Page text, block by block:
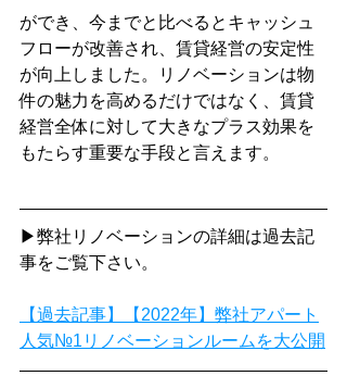
ができ、今までと比べるとキャッシュ
フローが改善され、賃貸経営の安定性
が向上しました。リノベーションは物
件の魅力を高めるだけではなく、賃貸
経営全体に対して大きなプラス効果を
もたらす重要な手段と言えます。
▶弊社リノベーションの詳細は過去記
事をご覧下さい。
【過去記事】【2022年】弊社アパート
人気№1リノベーションルームを大公開